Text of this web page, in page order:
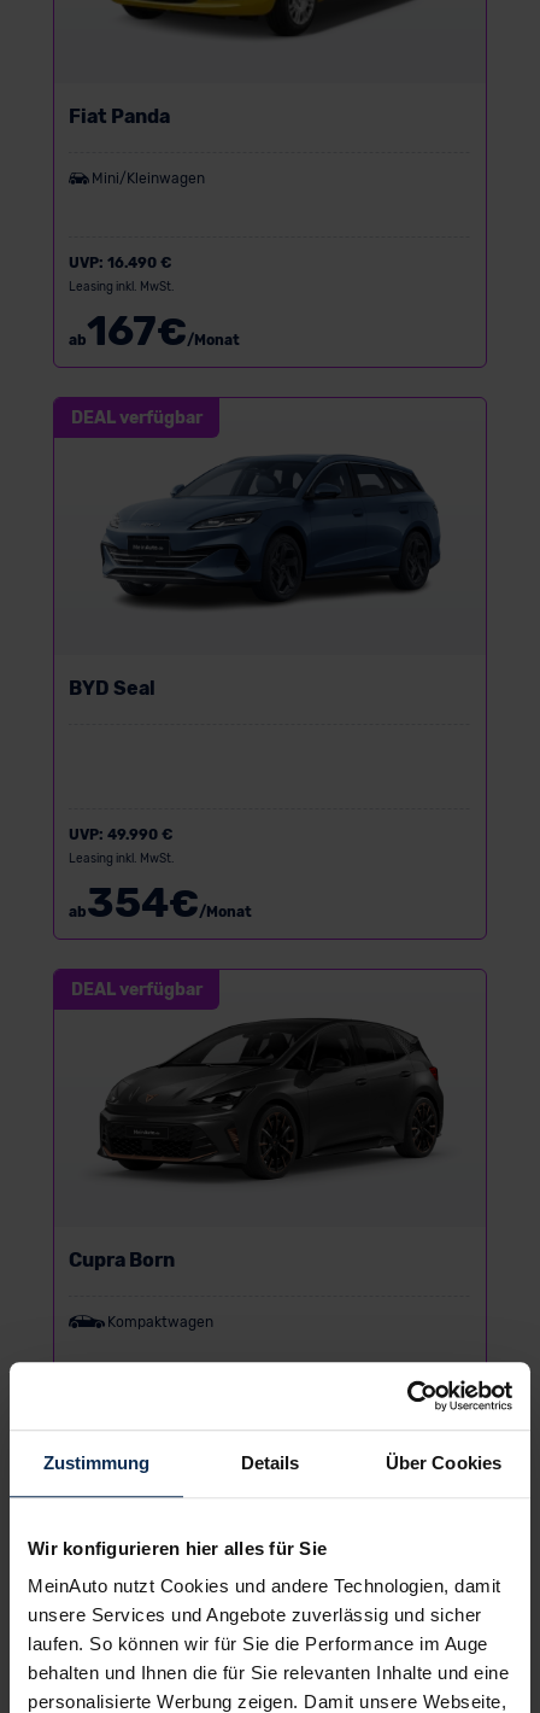
Zustimmung Details Über Cookies
Wir konfigurieren hier alles für Sie
MeinAuto nutzt Cookies und andere Technologien, damit
unsere Services und Angebote zuverlässig und sicher
laufen. So können wir für Sie die Performance im Auge
behalten und Ihnen die für Sie relevanten Inhalte und eine
personalisierte Werbung zeigen. Damit unsere Webseite,
Fiat Panda
Mini/Kleinwagen
UVP: 16.490 €
Leasing inkl. MwSt.
ab167€/Monat
DEAL verfügbar
BYD Seal
UVP: 49.990 €
Leasing inkl. MwSt.
ab354€/Monat
DEAL verfügbar
Cupra Born
Kompaktwagen
Leasing inkl. MwSt.
295
DEAL verfügbar